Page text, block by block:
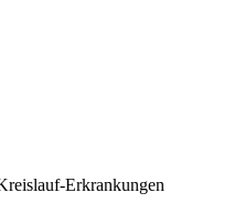
Erkrankungen